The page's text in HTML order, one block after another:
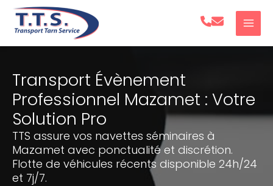
Aller
Transport Évènement
Professionnel Mazamet : Votre
Solution Pro
TTS assure vos navettes séminaires à
Mazamet avec ponctualité et discrétion.
Flotte de véhicules récents disponible 24h/24
et 7j/7.